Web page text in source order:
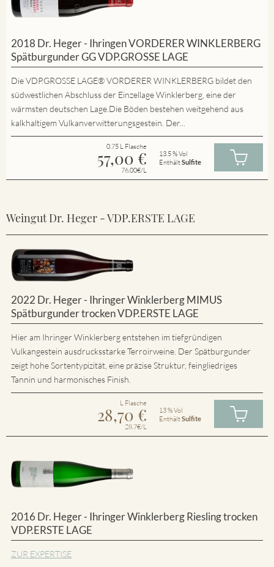
2018 Dr. Heger - Ihringen VORDERER WINKLERBERG
Spätburgunder GG VDP.GROSSE LAGE
Die VDP.GROSSE LAGE® VORDERER WINKLERBERG bildet den
südwestlichen Abschluss der Einzellage Winklerberg, eine der
wärmsten deutschen Lage.Die Böden bestehen weitgehend aus
kalkhaltigem Vulkanverwitterungsgestein. Der...
0.75 L Flasche
57,00 €
76.00€/L
13.5 % Vol
EnthältSulfite
Weingut Dr. Heger - VDP.ERSTE LAGE
2022 Dr. Heger - Ihringer Winklerberg MIMUS
Spätburgunder trocken VDP.ERSTE LAGE
Hier am Ihringer Winklerberg entstehen im tiefgründigen
Vulkangestein ausdrucksstarke Terroirweine. Der Spätburgunder
zeigt hohe Sortentypizität, eine präzise Struktur, feingliedriges
Tannin und harmonisches Finish.
L Flasche
28,70 €
28.7€/L
13 % Vol
EnthältSulfite
2016 Dr. Heger - Ihringer Winklerberg Riesling trocken
VDP.ERSTE LAGE
ZUR EXPERTISE